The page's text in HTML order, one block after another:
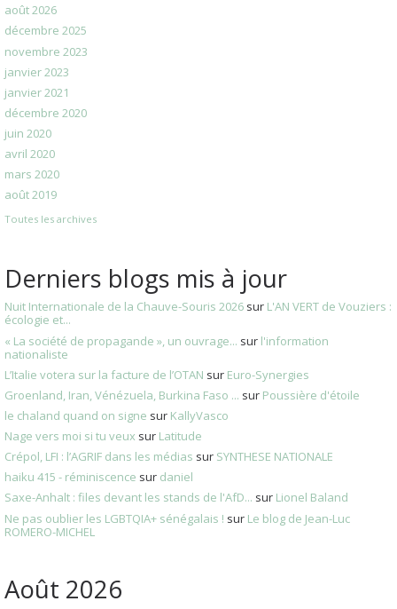
août 2026
décembre 2025
novembre 2023
janvier 2023
janvier 2021
décembre 2020
juin 2020
avril 2020
mars 2020
août 2019
Toutes les archives
Derniers blogs mis à jour
Nuit Internationale de la Chauve-Souris 2026 sur L'AN VERT de Vouziers :
écologie et...
« La société de propagande », un ouvrage... sur l'information
nationaliste
L’Italie votera sur la facture de l’OTAN sur Euro-Synergies
Groenland, Iran, Vénézuela, Burkina Faso ... sur Poussière d'étoile
le chaland quand on signe sur KallyVasco
Nage vers moi si tu veux sur Latitude
Crépol, LFI : l’AGRIF dans les médias sur SYNTHESE NATIONALE
haiku 415 - réminiscence sur daniel
Saxe-Anhalt : files devant les stands de l'AfD... sur Lionel Baland
Ne pas oublier les LGBTQIA+ sénégalais ! sur Le blog de Jean-Luc
ROMERO-MICHEL
Août 2026